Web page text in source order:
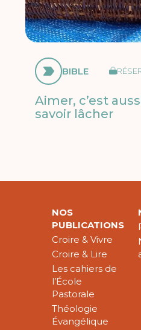
BIBLE
Aimer, c’est
savoir lâcher
NOS
PUBLICATIONS
Croire & Vivre
Croire & Lire
Les cahiers de
l’École
Pastorale
Théologie
Évangélique